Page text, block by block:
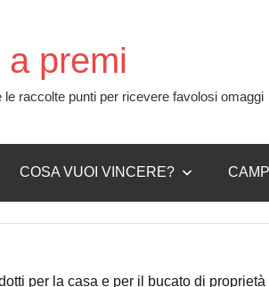
premi
raccolte punti per ricevere favolosi omaggi
COSA VUOI VINCERE?
per la casa e per il bucato di